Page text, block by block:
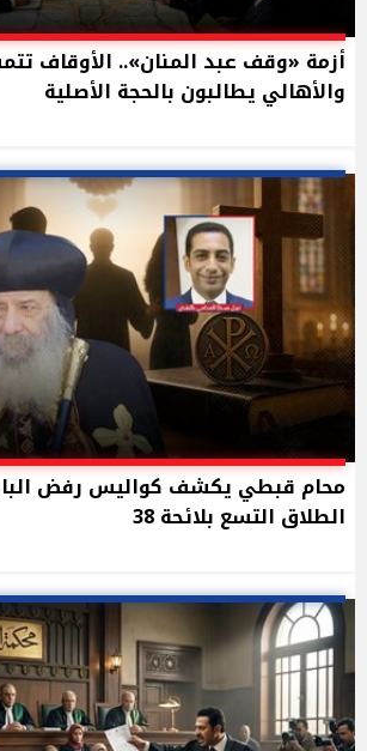
أزمة «وقف عبد المنان».. الأوقاف
والأهالي يطالبون بالحجة الأصلية
محام قبطي يكشف كواليس رفض
الطلاق التسع بلائحة 38